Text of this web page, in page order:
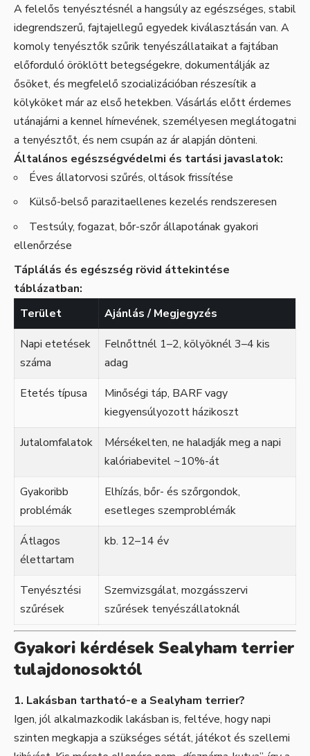
A felelős tenyésztésnél a hangsúly az egészséges, stabil
idegrendszerű, fajtajellegű egyedek kiválasztásán van. A
komoly tenyésztők szűrik tenyészállataikat a fajtában
előforduló öröklött betegségekre, dokumentálják az
ősöket, és megfelelő szocializációban részesítik a
kölyköket már az első hetekben. Vásárlás előtt érdemes
utánajárni a kennel hírnevének, személyesen meglátogatni
a tenyésztőt, és nem csupán az ár alapján dönteni.
Általános egészségvédelmi és tartási javaslatok:
Éves állatorvosi szűrés, oltások frissítése
Külső-belső parazitaellenes kezelés rendszeresen
Testsúly, fogazat, bőr-szőr állapotának gyakori
ellenőrzése
Táplálás és egészség rövid áttekintése
táblázatban:
Terület
Ajánlás / Megjegyzés
Napi etetések
száma
Felnőttnél 1–2, kölyöknél 3–4 kis
adag
Etetés típusa
Minőségi táp, BARF vagy
kiegyensúlyozott házikoszt
Jutalomfalatok
Mérsékelten, ne haladják meg a napi
kalóriabevitel ~10%-át
Gyakoribb
problémák
Elhízás, bőr- és szőrgondok,
esetleges szemproblémák
Átlagos
élettartam
kb. 12–14 év
Tenyésztési
szűrések
Szemvizsgálat, mozgásszervi
szűrések tenyészállatoknál
Gyakori kérdések Sealyham terrier
tulajdonosoktól
1. Lakásban tartható-e a Sealyham terrier?
Igen, jól alkalmazkodik lakásban is, feltéve, hogy napi
szinten megkapja a szükséges sétát, játékot és szellemi